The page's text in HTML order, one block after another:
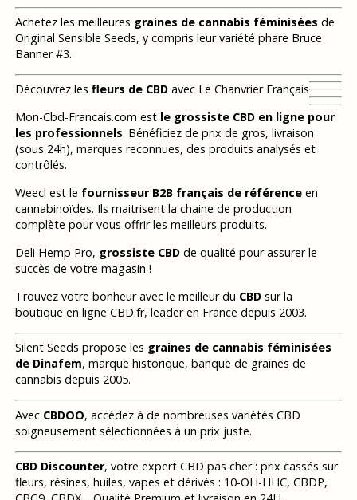
Achetez les meilleures graines de cannabis féminisées de
Original Sensible Seeds, y compris leur variété phare Bruce
Banner #3.
Découvrez les fleurs de CBDavec Le Chanvrier Français
Mon-Cbd-Francais.com est le grossiste CBD en ligne pour
les professionnels. Bénéficiez de prix de gros, livraison
(sous 24h), marques reconnues, des produits analysés et
contrôlés.
Weecl est le fournisseur B2B français de référenceen
cannabinoïdes. Ils maitrisent la chaine de production
complète pour vous offrir les meilleurs produits.
Deli Hemp Pro, grossiste CBDde qualité pour assurer le
succès de votre magasin !
Trouvez votre bonheur avec le meilleur du CBDsur la
boutique en ligne CBD.fr, leader en France depuis 2003.
Silent Seeds propose les graines de cannabis féminisées
de Dinafem, marque historique, banque de graines de
cannabis depuis 2005.
Avec CBDOO, accédez à de nombreuses variétés CBD
soigneusement sélectionnées à un prix juste.
CBD Discounter, votre expert CBD pas cher : prix cassés sur
fleurs, résines, huiles, vapes et dérivés : 10-OH-HHC, CBDP,